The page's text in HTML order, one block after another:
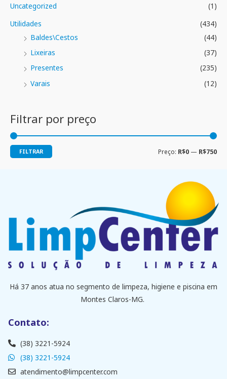
Uncategorized
(1)
Utilidades
(434)
Baldes\Cestos
(44)
Lixeiras
(37)
Presentes
(235)
Varais
(12)
Filtrar por preço
FILTRAR Preço: R$0 — R$750
Há 37 anos atua no segmento de limpeza, higiene e piscina em
Montes Claros-MG.
Contato:
(38) 3221-5924
(38) 3221-5924
atendimento@limpcenter.com